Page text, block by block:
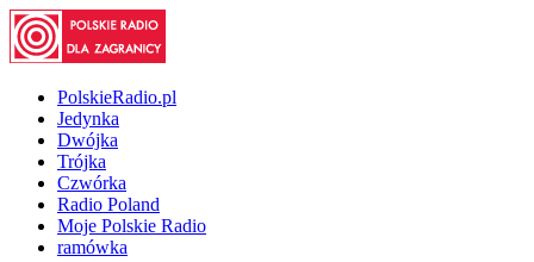
PolskieRadio.pl
Jedynka
Dwójka
Trójka
Czwórka
Radio Poland
Moje Polskie Radio
ramówka